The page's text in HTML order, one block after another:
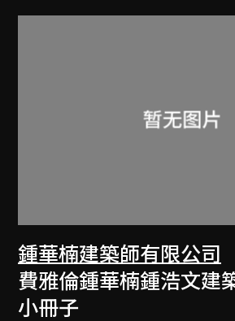
鍾華楠建築師有限公司
費雅倫鍾華楠鍾浩文建
小冊子